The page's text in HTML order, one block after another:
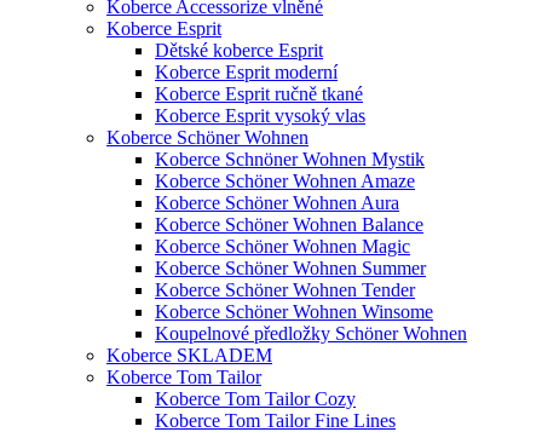
Koberce Accessorize vlněné
Koberce Esprit
Dětské koberce Esprit
Koberce Esprit moderní
Koberce Esprit ručně tkané
Koberce Esprit vysoký vlas
Koberce Schöner Wohnen
Koberce Schnöner Wohnen Mystik
Koberce Schöner Wohnen Amaze
Koberce Schöner Wohnen Aura
Koberce Schöner Wohnen Balance
Koberce Schöner Wohnen Magic
Koberce Schöner Wohnen Summer
Koberce Schöner Wohnen Tender
Koberce Schöner Wohnen Winsome
Koupelnové předložky Schöner Wohnen
Koberce SKLADEM
Koberce Tom Tailor
Koberce Tom Tailor Cozy
Koberce Tom Tailor Fine Lines